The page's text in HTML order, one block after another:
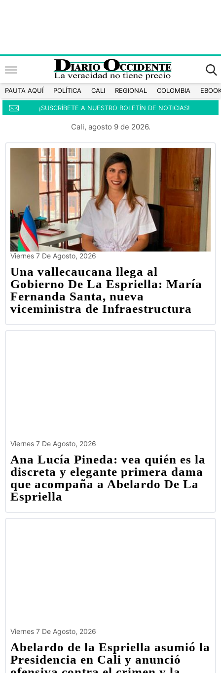
PAUTA AQUÍ POLÍTICA CALI REGIONAL COLOMBIA
¡SUSCRÍBETE A NUESTRO BOLETÍN DE NOTICIAS!
Cali, agosto 9 de 2026.
Viernes 7 De Agosto, 2026
Una vallecaucana llega al
Gobierno De La Espriella: María
Fernanda Santa, nueva
viceministra de Infraestructura
Viernes 7 De Agosto, 2026
Ana Lucía Pineda: vea quién es la
discreta y elegante primera dama
que acompaña a Abelardo De La
Espriella
Viernes 7 De Agosto, 2026
Abelardo de la Espriella asumió la
Presidencia en Cali y anunció